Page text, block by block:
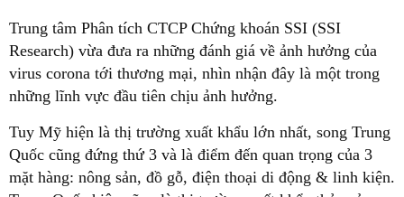
Trung tâm Phân tích CTCP Chứng khoán SSI (SSI
Research) vừa đưa ra những đánh giá về ảnh hưởng của
virus corona tới thương mại, nhìn nhận đây là một trong
những lĩnh vực đầu tiên chịu ảnh hưởng.
Tuy Mỹ hiện là thị trường xuất khẩu lớn nhất, song Trung
Quốc cũng đứng thứ 3 và là điểm đến quan trọng của 3
mặt hàng: nông sản, đồ gỗ, điện thoại di động & linh kiện.